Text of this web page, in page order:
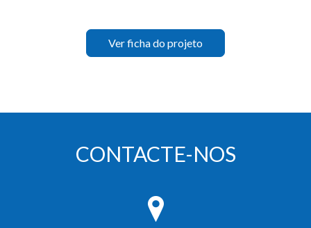
Ver ficha do projeto
CONTACTE-NOS